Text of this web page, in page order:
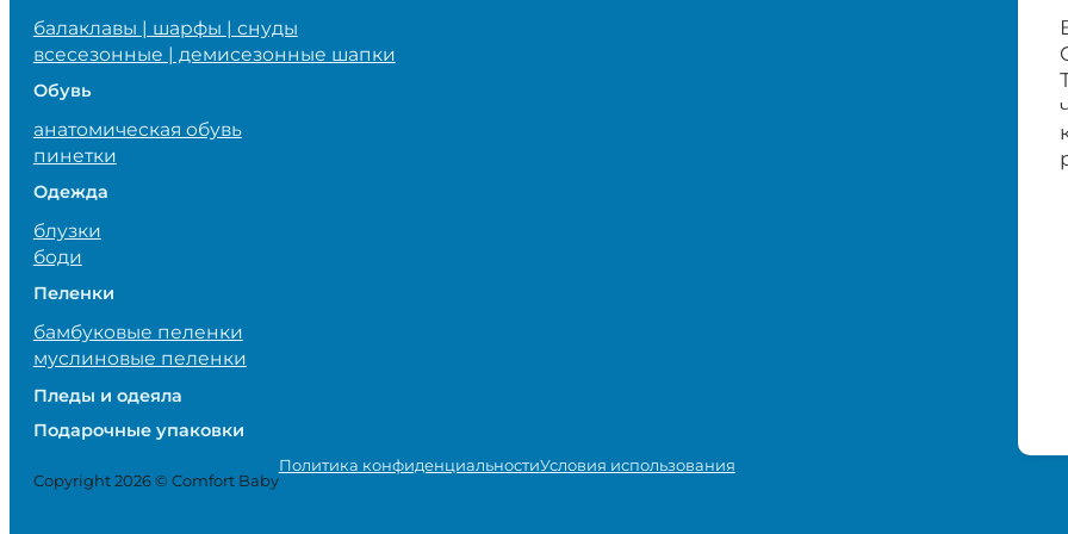
балаклавы | шарфы | снуды
всесезонные | демисезонные шапки
Обувь
анатомическая обувь
пинетки
Одежда
блузки
боди
Пеленки
бамбуковые пеленки
муслиновые пеленки
Пледы и одеяла
Подарочные упаковки
Copyright 2026 © Comfort Baby
Политика конфиденциальностиУсловия использования